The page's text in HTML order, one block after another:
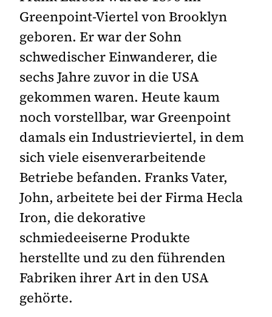
Greenpoint-Viertel von Brooklyn
geboren. Er war der Sohn
schwedischer Einwanderer, die
sechs Jahre zuvor in die USA
gekommen waren. Heute kaum
noch vorstellbar, war Greenpoint
damals ein Industrieviertel, in dem
sich viele eisenverarbeitende
Betriebe befanden. Franks Vater,
John, arbeitete bei der Firma Hecla
Iron, die dekorative
schmiedeeiserne Produkte
herstellte und zu den führenden
Fabriken ihrer Art in den USA
gehörte.